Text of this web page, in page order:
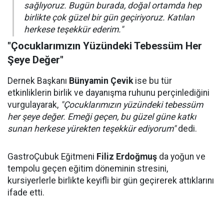
sağlıyoruz. Bugün burada, doğal ortamda hep
birlikte çok güzel bir gün geçiriyoruz. Katılan
herkese teşekkür ederim."
"Çocuklarımızın Yüzündeki Tebessüm Her
Şeye Değer"
Dernek Başkanı Bünyamin Çevikise bu tür
etkinliklerin birlik ve dayanışma ruhunu perçinlediğini
vurgulayarak, "Çocuklarımızın yüzündeki tebessüm
her şeye değer. Emeği geçen, bu güzel güne katkı
sunan herkese yürekten teşekkür ediyorum"dedi.
GastroÇubuk Eğitmeni Filiz Erdoğmuş da yoğun ve
tempolu geçen eğitim döneminin stresini,
kursiyerlerle birlikte keyifli bir gün geçirerek attıklarını
ifade etti.